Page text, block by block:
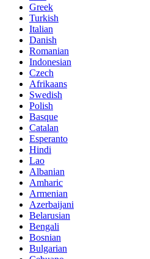
Greek
Turkish
Italian
Danish
Romanian
Indonesian
Czech
Afrikaans
Swedish
Polish
Basque
Catalan
Esperanto
Hindi
Lao
Albanian
Amharic
Armenian
Azerbaijani
Belarusian
Bengali
Bosnian
Bulgarian